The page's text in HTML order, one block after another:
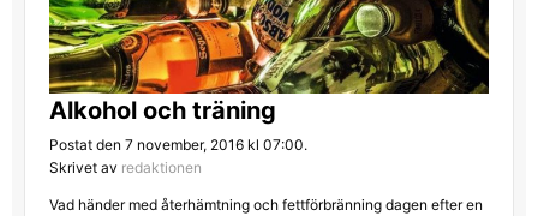
Alkohol och träning
Postat den 7 november, 2016 kl 07:00.
Skrivet av redaktionen
Vad händer med återhämtning och fettförbränning dagen efter en